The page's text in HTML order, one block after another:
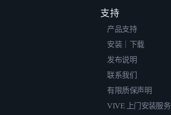
支持
产品支持
安装｜下载
发布说明
联系我们
有限质保声明
VIVE 上门安装服务